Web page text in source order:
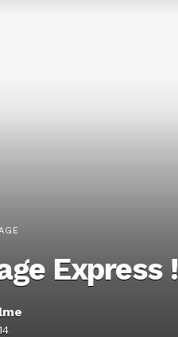
Express !